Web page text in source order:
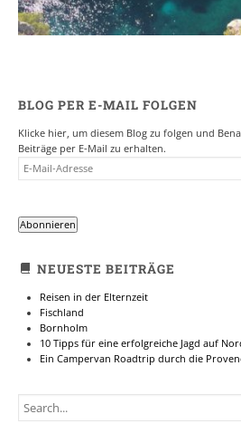
BLOG PER E-MAIL FOLGEN
Klicke hier, um diesem Blog zu folgen und
Beiträge per E-Mail zu erhalten.
E-
MAIL-
Abonnieren
NEUESTE BEITRÄGE
Reisen in der Elternzeit
Fischland
Bornholm
10 Tipps für eine erfolgreiche Jagd auf
Ein Campervan Roadtrip durch die
SEARCH
FOR...